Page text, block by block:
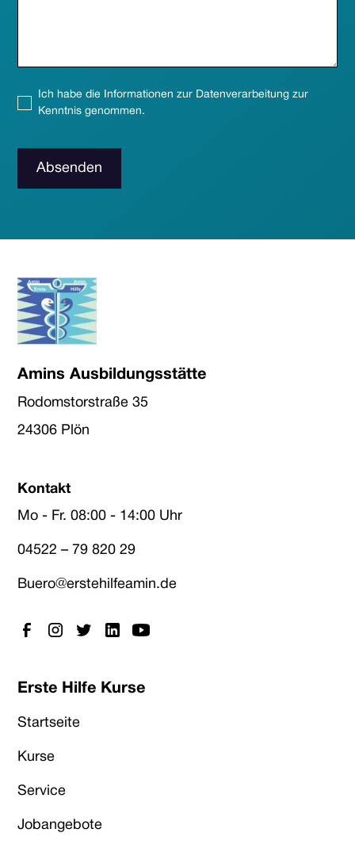
Ich habe die Informationen zur Datenverarbeitung zur
Kenntnis genommen.
Amins Ausbildungsstätte
Rodomstorstraße 35
24306 Plön
Kontakt
Mo - Fr. 08:00 - 14:00 Uhr
04522 – 79 820 29
Buero@erstehilfeamin.de
Erste Hilfe Kurse
Startseite
Kurse
Service
Jobangebote